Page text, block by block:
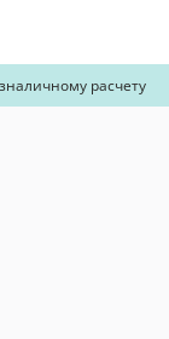
расчету